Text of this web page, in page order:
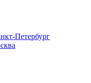
Петербург